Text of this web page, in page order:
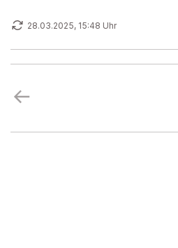
28.03.2025, 15:48 Uhr